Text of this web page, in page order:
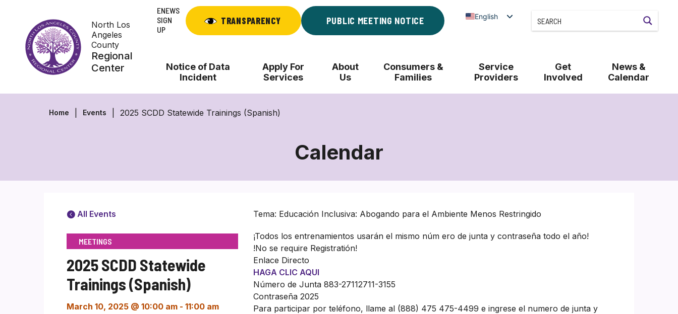
content
North Los
Angeles
County
Regional
Center
ENEWS
SIGN
UP
TRANSPARENCY PUBLIC MEETING NOTICE English
Notice of Data
Incident
Apply For
Services
About
Us
Consumers &
Families
Service
Providers
Get
Involved
News &
Calendar
Home Events 2025 SCDD Statewide Trainings (Spanish)
Calendar
All Events
MEETINGS
2025 SCDD Statewide
Trainings (Spanish)
March 10, 2025 @ 10:00 am - 11:00 am
Tema: Educación Inclusiva: Abogando para el Ambiente Menos Restringido
¡Todos los entrenamientos usarán el mismo núm ero de junta y contraseña todo el año!
!No se require Registratión!
Enlace Directo
HAGA CLIC AQUI
Número de Junta 883-27112711-3155
Contraseña 2025
Para participar por teléfono, llame al (888) 475 475-4499 e ingrese el numero de junta y